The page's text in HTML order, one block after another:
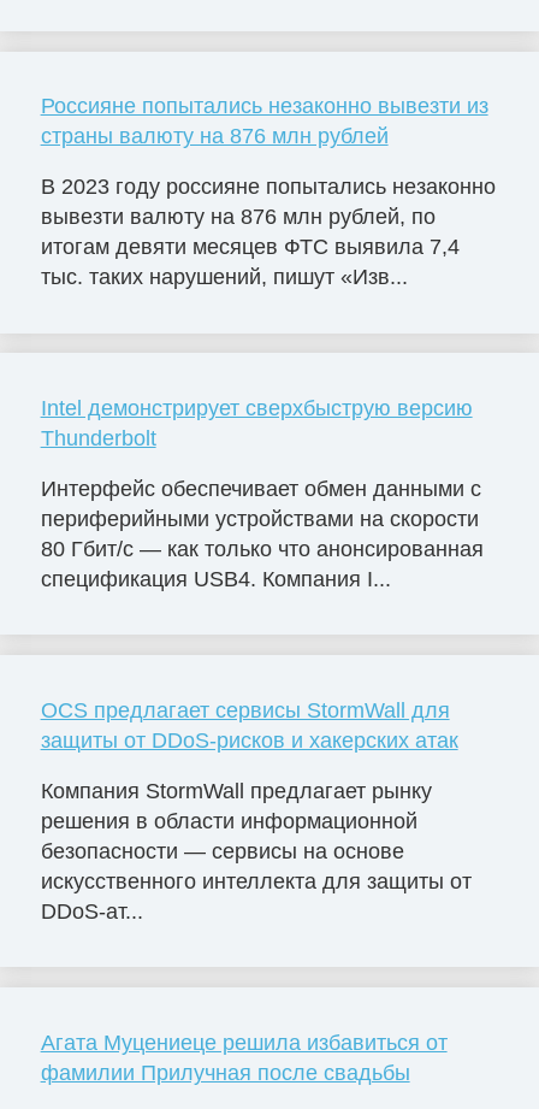
Россияне попытались незаконно вывезти из
страны валюту на 876 млн рублей
В 2023 году россияне попытались незаконно
вывезти валюту на 876 млн рублей, по
итогам девяти месяцев ФТС выявила 7,4
тыс. таких нарушений, пишут «Изв...
Intel демонстрирует сверхбыструю версию
Thunderbolt
Интерфейс обеспечивает обмен данными с
периферийными устройствами на скорости
80 Гбит/с — как только что анонсированная
спецификация USB4. Компания I...
OCS предлагает сервисы StormWall для
защиты от DDoS-рисков и хакерских атак
Компания StormWall предлагает рынку
решения в области информационной
безопасности — сервисы на основе
искусственного интеллекта для защиты от
DDoS-ат...
Агата Муцениеце решила избавиться от
фамилии Прилучная после свадьбы